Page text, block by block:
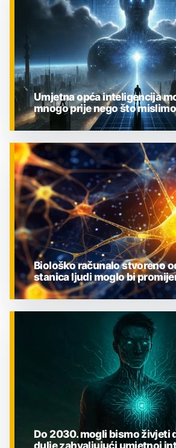
ZNANOST
Umjetna opća inteligencija
mnogo prije nego što mislimo
Biološko računalo stvoreno
stanica ljudi moglo bi
Do 2030. mogli bismo živjeti
dulje zahvaljujući umjetnoj